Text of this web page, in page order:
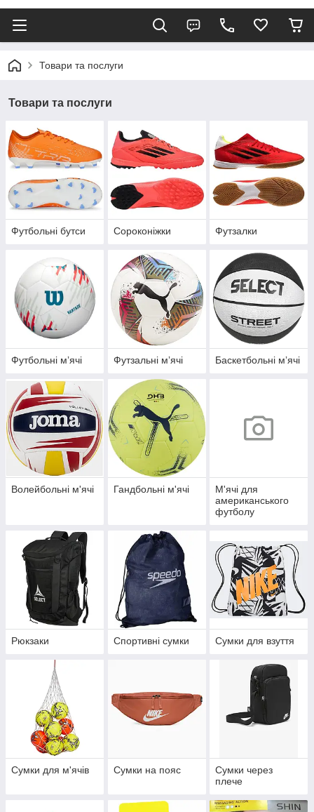
Товари та послуги
Товари та послуги
Футбольні бутси Сороконіжки Футзалки
Футбольні мʼячі Футзальні мʼячі Баскетбольні мʼячі
Волейбольні м'ячі Гандбольні м'ячі
М'ячі для
американського
футболу
Рюкзаки Спортивні сумки Сумки для взуття
Сумки для м'ячів Сумки на пояс
Сумки через
плече